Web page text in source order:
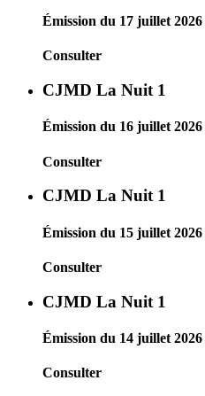
Émission du 17 juillet 2026
Consulter
CJMD La Nuit 1
Émission du 16 juillet 2026
Consulter
CJMD La Nuit 1
Émission du 15 juillet 2026
Consulter
CJMD La Nuit 1
Émission du 14 juillet 2026
Consulter